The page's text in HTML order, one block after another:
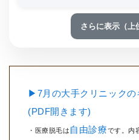
さらに表示（上
▶7月の大手クリニックの
(PDF開きます)
・医療脱毛は 自由診療です。内